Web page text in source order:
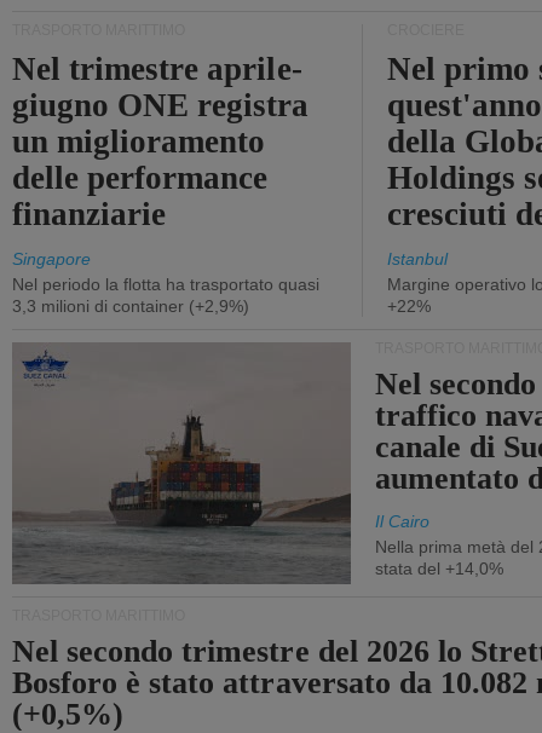
Nel trimestre aprile-
giugno ONE registra
un miglioramento
delle performance
finanziarie
Singapore
Nel periodo la flotta ha trasportato quasi
3,3 milioni di container (+2,9%)
Nel primo
della
Holdings
cresciuti
Istanbul
Margine operativo
+22%
Nel
traffico
canale di
aumentato
Il Cairo
Nella prima metà del
stata del +14,0%
Nel secondo trimestre del 2026 lo
Bosforo è stato attraversato da 10.082
(+0,5%)